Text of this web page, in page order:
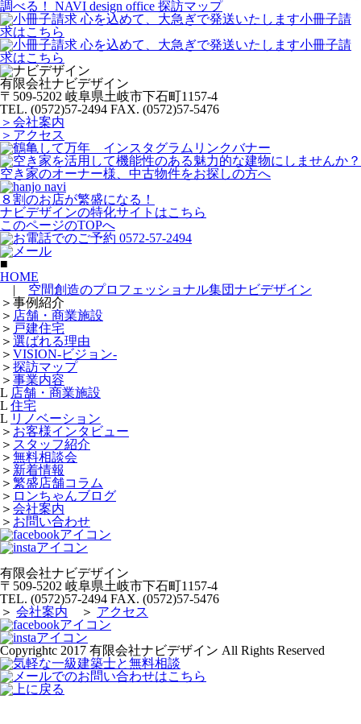
有限会社ナビデザイン
〒509-5202 岐阜県土岐市下石町1157-4
TEL. (0572)57-2494 FAX. (0572)57-5476
＞会社案内
＞アクセス
空き家のオーナー様、中古物件をお探しの方へ
８割のお店が繁盛になる！
ナビデザインの特化サイトはこちら
このページのTOPへ
■
HOME
| 空間創造のプロフェッショナル集団ナビデザイン
＞ 事例紹介
＞ 店舗・商業施設
＞ 戸建住宅
＞ 選ばれる理由
＞ VISION-ビジョン-
＞ 探訪マップ
＞ 事業内容
L 店舗・商業施設
L 住宅
L リノベーション
＞ お客様インタビュー
＞ スタッフ紹介
＞ 無料相談会
＞ 新着情報
＞ 繁盛店舗コラム
＞ ロンちゃんブログ
＞ 会社案内
＞ お問い合わせ
有限会社ナビデザイン
〒509-5202 岐阜県土岐市下石町1157-4
TEL. (0572)57-2494 FAX. (0572)57-5476
＞ 会社案内 ＞ アクセス
Copyrightc 2017 有限会社ナビデザイン All Rights Reserved